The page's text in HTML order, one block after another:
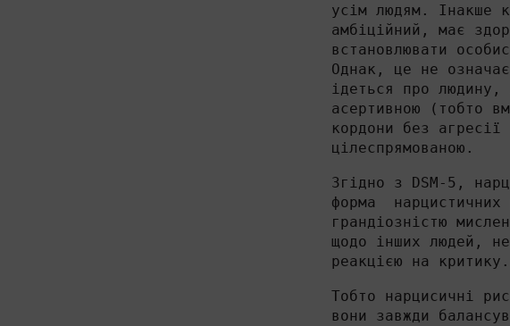
усім людям. Інакше
амбіційний, має
встановлювати
Однак, це не
ідеться про людину,
асертивною (тобто
кордони без
цілеспрямованою.
Згідно з DSM-5,
форма нарцистичних
грандіозністю
щодо інших людей,
реакцією на критику.
Тобто нарцисичні
вони завжди